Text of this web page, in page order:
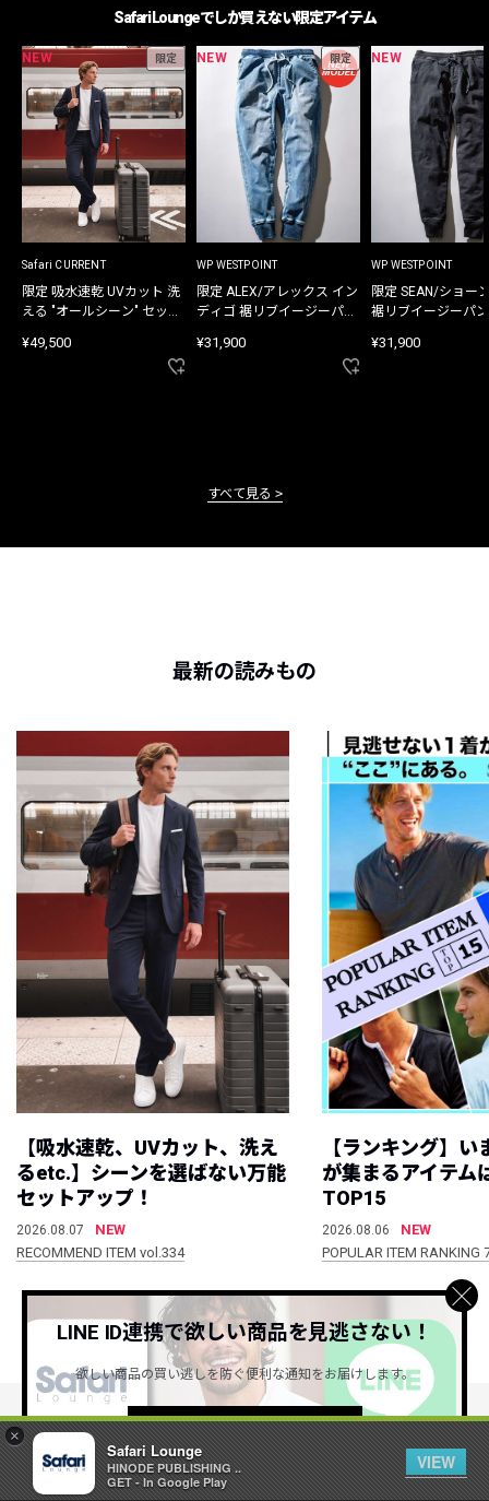
×
Safari Lounge
HINODE PUBLISHING ..
GET - In Google Play
VIEW
Safari Loungeでしか買えない限定アイテム
NEW 限定
Safari CURRENT
限定 吸水速乾 UVカット 洗
える "オールシーン" セット
¥49,500
NEW 限定
WP WESTPOINT
限定 ALEX/アレックス イン
ディゴ 裾リブイージーパン
¥31,900
NEW
WP WESTPOINT
限定 SEAN/ショー
裾リブイージーパ
¥31,900
すべて見る
最新の読みもの
【吸水速乾、UVカット、洗え
るetc.】シーンを選ばない万能
セットアップ！
2026.08.07
NEW
RECOMMEND ITEM vol.334
【ランキング】
が集まるアイテム
TOP15
2026.08.06
NEW
POPULAR ITEM
すべて見る
公式SNSアカウント
LINE ID連携で欲しい商品を見逃さない！
欲しい商品の買い逃しを防ぐ便利な通知をお届けします。
詳しくはこちら ＞